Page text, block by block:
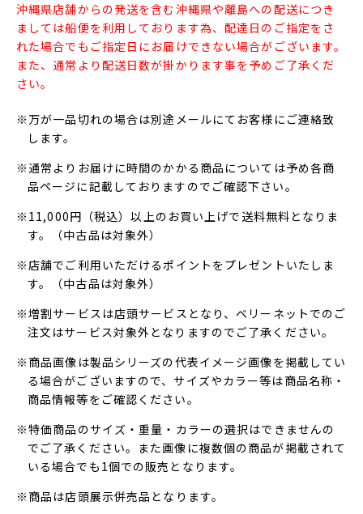
沖縄県店舗からの発送を含む沖縄県や離島への配送につき
ましては船便を利用しております為、配達日のご指定をさ
れた場合でもご指定日にお届けできない場合がございます。
また、通常より配送日数が掛かります事を予めご了承くだ
さい。
※万が一品切れの場合は別途メールにてお客様にご連絡致
します。
※通常よりお届けに時間のかかる商品については予め各商
品ページに記載しておりますのでご確認下さい。
※11,000円（税込）以上のお買い上げで送料無料となりま
す。（中古品は対象外）
※店舗でご利用いただけるポイントをプレゼントいたしま
す。（中古品は対象外）
※増割サービスは店頭サービスとなり、ベリーネットでのご
注文はサービス対象外となりますのでご了承ください。
※商品画像は製品シリーズの代表イメージ画像を掲載してい
る場合がございますので、サイズやカラー等は商品名称・
商品情報等をご確認ください。
※特価商品のサイズ・重量・カラーの選択はできませんの
でご了承ください。また画像に複数個の商品が掲載されて
いる場合でも1個での販売となります。
※商品は店頭展示併売品となります。